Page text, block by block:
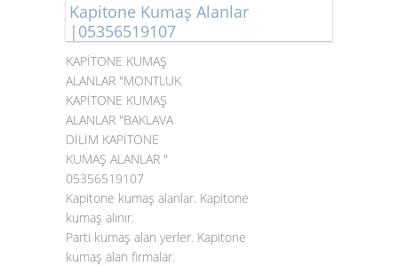
Kapitone Kumaş Alanlar
|05356519107
KAPİTONE KUMAŞ
ALANLAR "MONTLUK
KAPİTONE KUMAŞ
ALANLAR "BAKLAVA
DİLİM KAPİTONE
KUMAŞ ALANLAR "
05356519107
Kapitone kumaş alanlar. Kapitone
kumaş alınır.
Parti kumaş alan yerler. Kapitone
kumaş alan firmalar.